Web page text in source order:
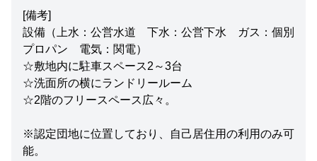
[備考]
設備（上水：公営水道 下水：公営下水 ガス：個別
プロパン 電気：関電）
☆敷地内に駐車スペース2～3台
☆洗面所の横にランドリールーム
☆2階のフリースペース広々。
※認定団地に位置しており、自己居住用の利用のみ可
能。